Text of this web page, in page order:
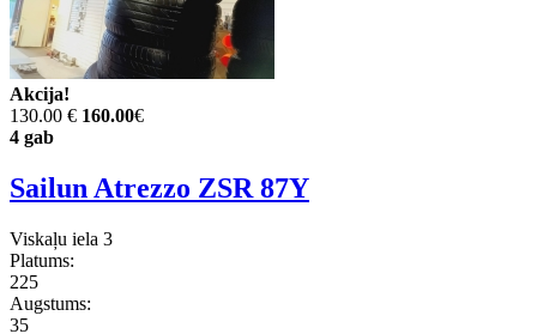
Akcija!
130.00 € 160.00€
4 gab
Sailun Atrezzo ZSR 87Y
Viskaļu iela 3
Platums:
225
Augstums:
35